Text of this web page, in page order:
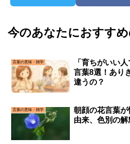
今のあなたにおすす
言葉の意味・雑学
「育ちがいい
言葉8選！あり
違うの？
言葉の意味・雑学
朝顔の花言葉
由来、色別の